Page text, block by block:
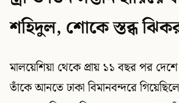
শহিদুল, শোকে স্তব্ধ
মালয়েশিয়া থেকে প্রায় ১১ বছর পর
তাঁকে আনতে ঢাকা বিমানবন্দরে